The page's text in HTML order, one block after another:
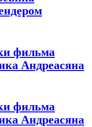
фильма
Андреасяна
фильма
Андреасяна